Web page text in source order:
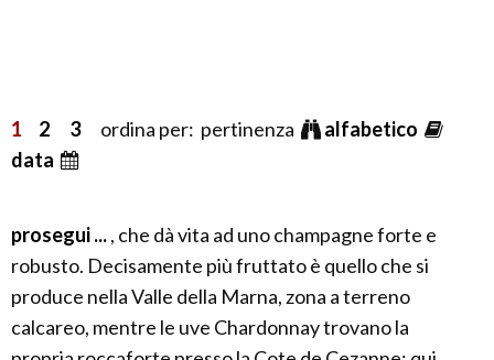
1 2 3ordina per: pertinenza
alfabetico
data
prosegui ..., che dà vita ad uno champagne forte e
robusto. Decisamente più fruttato è quello che si
produce nella Valle della Marna, zona a terreno
calcareo, mentre le uve Chardonnay trovano la